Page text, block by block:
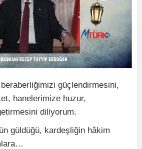
güçlendirmesini,
hanelerimize huzur,
diliyorum.
güldüğü, kardeşliğin hâkim